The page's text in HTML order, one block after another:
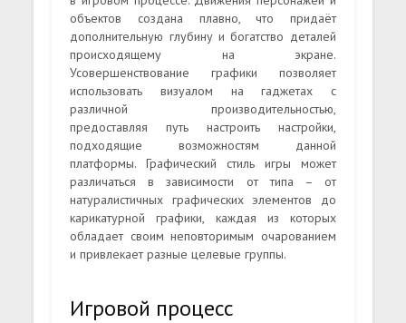
объектов создана плавно, что придаёт
дополнительную глубину и богатство деталей
происходящему на экране.
Усовершенствование графики позволяет
использовать визуалом на гаджетах с
различной производительностью,
предоставляя путь настроить настройки,
подходящие возможностям данной
платформы. Графический стиль игры может
различаться в зависимости от типа – от
натуралистичных графических элементов до
карикатурной графики, каждая из которых
обладает своим неповторимым очарованием
и привлекает разные целевые группы.
Игровой процесс